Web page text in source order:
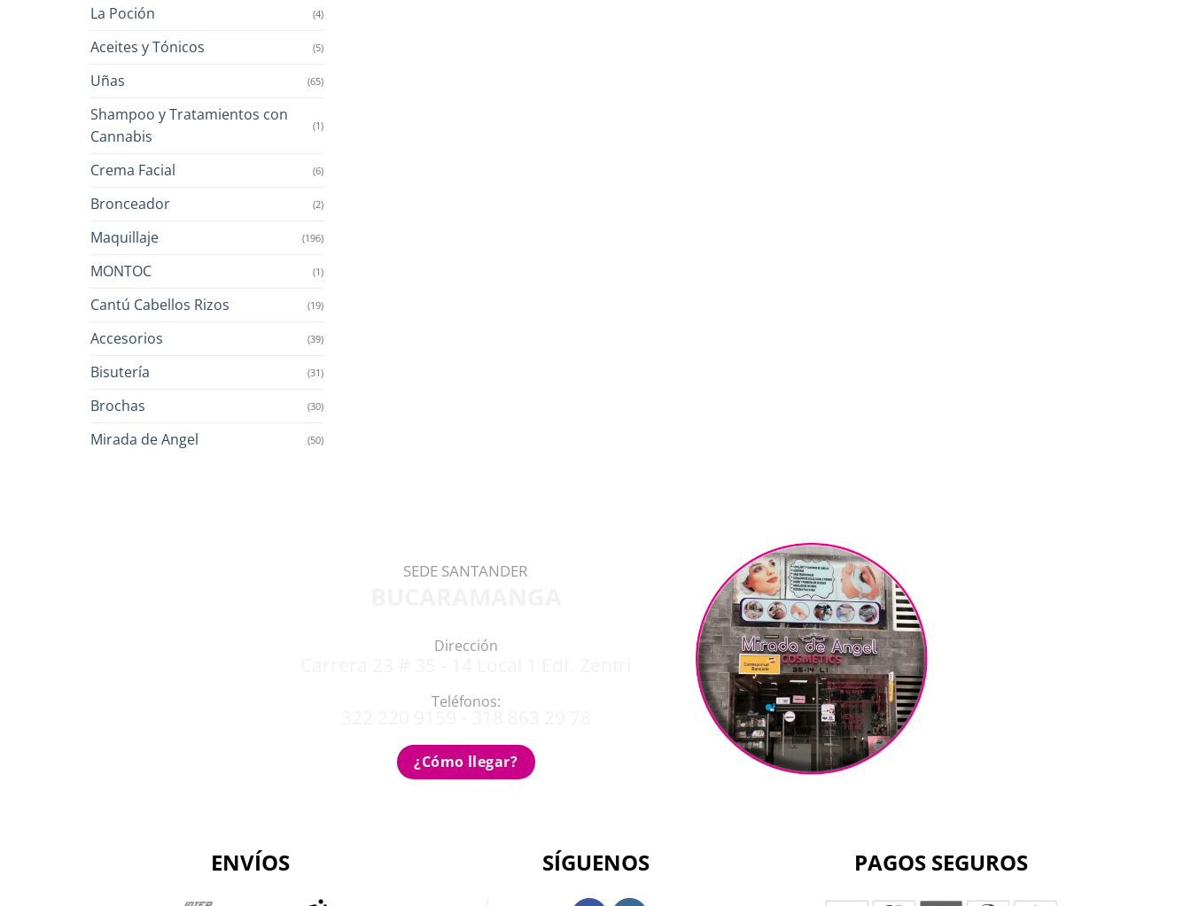
La Poción (4)
Aceites y Tónicos (5)
Uñas (65)
Shampoo y Tratamientos con
Cannabis
(1)
Crema Facial (6)
Bronceador (2)
Maquillaje (196)
MONTOC (1)
Cantú Cabellos Rizos (19)
Accesorios (39)
Bisutería (31)
Brochas (30)
Mirada de Angel (50)
SEDE SANTANDER
Dirección
Teléfonos:
¿Cómo llegar?
ENVÍOS SÍGUENOS PAGOS SEGUROS